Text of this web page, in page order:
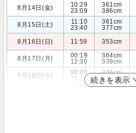
8月14日(金)
10:29
23:09
361cm
386cm
8月15日(土)
11:10
23:40
361cm
377cm
8月16日(日) 11:59 353cm
8月17日(月)
00:19
12:30
364cm
339cm
8月18日(火)
00:40
13:19
346cm
321cm
続きを表示